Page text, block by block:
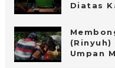
Diatas
Umpan